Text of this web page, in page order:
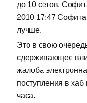
до 10 сетов.
2010 17:47
лучше.
Это в свою
сдерживающее
жалоба
поступления в хаб
часа.